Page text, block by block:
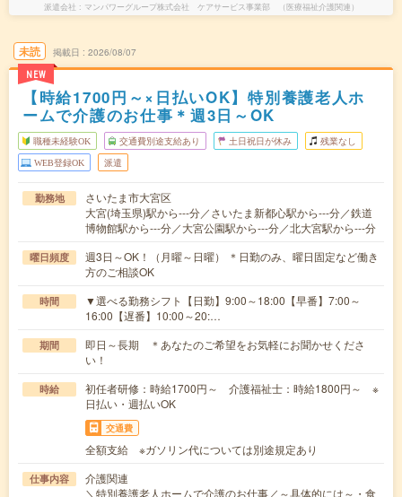
派遣会社 マンパワーグループ株式会社 ケアサービス事業部 （医療福祉介護関連）
未読
NEW
掲載日 2026/08/07
【時給1700円～×日払いOK】特別養護老人ホ
ームで介護のお仕事＊週3日～OK
職種未経験OK 交通費別途支給あり 土日祝日が休み 残業なし
WEB登録OK 派遣
勤務地
さいたま市大宮区
大宮(埼玉県)駅から---分／さいたま新都心駅から---分／鉄道
博物館駅から---分／大宮公園駅から---分／北大宮駅から---分
曜日頻度
週3日～OK！（月曜～日曜） ＊日勤のみ、曜日固定など働き
方のご相談OK
時間
▼選べる勤務シフト【日勤】9:00～18:00【早番】7:00～
16:00【遅番】10:00～20:…
期間
即日～長期 ＊あなたのご希望をお気軽にお聞かせくださ
い！
時給
初任者研修：時給1700円～ 介護福祉士：時給1800円～ ※
日払い・週払いOK
交通費
全額支給 ※ガソリン代については別途規定あり
仕事内容
介護関連
＼特別養護老人ホームで介護のお仕事／～具体的には～・食